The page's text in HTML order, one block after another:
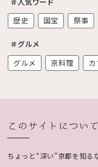
歴史
国宝 祭事
＃グルメ
グルメ
京料理 カ
このサイトについて
ちょっと“深い”京都を知る